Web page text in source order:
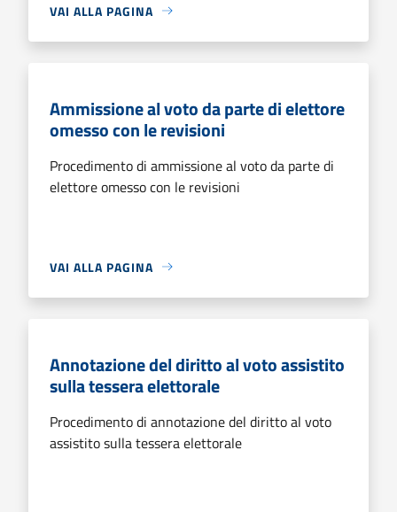
VAI ALLA PAGINA
Ammissione al voto da parte di elettore
omesso con le revisioni
Procedimento di ammissione al voto da parte di
elettore omesso con le revisioni
VAI ALLA PAGINA
Annotazione del diritto al voto assistito
sulla tessera elettorale
Procedimento di annotazione del diritto al voto
assistito sulla tessera elettorale